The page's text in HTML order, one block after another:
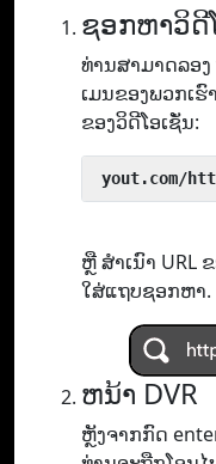
ຊອກຫາວິດີ
ທ່ານສາມາດລອ
ເມນຂອງພວກເ
ຂອງວິດີໂອເຊັ່ນ:
yout.com/
ຫຼື ສຳເນົາ URL
ໃສ່ແຖບຊອກຫາ.
ຫນ້າ DVR
ຫຼັງຈາກກົດ